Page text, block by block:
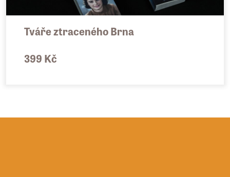
Tváře ztraceného Brna
399 Kč